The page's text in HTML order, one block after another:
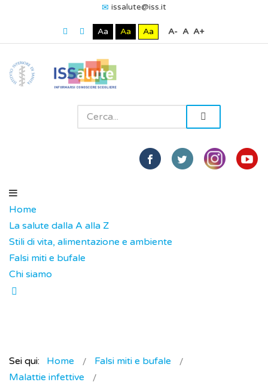
issalute@iss.it
Aa Aa Aa A- A A+
Home
La salute dalla A alla Z
Stili di vita, alimentazione e ambiente
Falsi miti e bufale
Chi siamo
Sei qui: Home
Falsi miti e bufale
Malattie infettive